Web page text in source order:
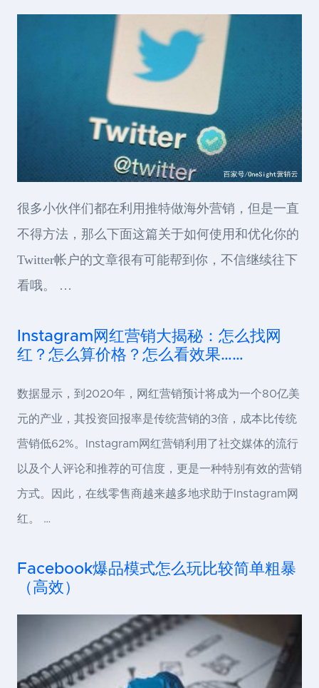
很多小伙伴们都在利用推特做海外营销，但是一直
不得方法，那么下面这篇关于如何使用和优化你的
Twitter帐户的文章很有可能帮到你，不信继续往下
看哦。 …
Instagram网红营销大揭秘：怎么找网
红？怎么算价格？怎么看效果……
数据显示，到2020年，网红营销预计将成为一个80亿美
元的产业，其投资回报率是传统营销的3倍，成本比传统
营销低62%。Instagram网红营销利用了社交媒体的流行
以及个人评论和推荐的可信度，更是一种特别有效的营销
方式。因此，在线零售商越来越多地求助于Instagram网
红。 …
Facebook爆品模式怎么玩比较简单粗暴
（高效）